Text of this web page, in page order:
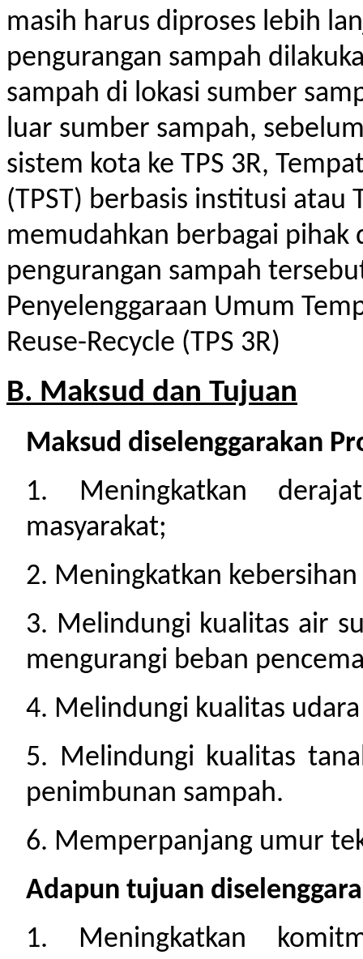
masih harus diproses lebih
pengurangan sampah
sampah di lokasi sumber
luar sumber sampah,
sistem kota ke TPS 3R,
(TPST) berbasis institusi atau
memudahkan berbagai pihak
pengurangan sampah
Penyelenggaraan Umum
Reuse-Recycle (TPS 3R)
B. Maksud dan Tujuan
Maksud diselenggarakan
1. Meningkatkan
masyarakat;
2. Meningkatkan
3. Melindungi kualitas air
mengurangi beban
4. Melindungi kualitas
5. Melindungi kualitas
penimbunan sampah.
6. Memperpanjang umur
Adapun tujuan
1. Meningkatkan